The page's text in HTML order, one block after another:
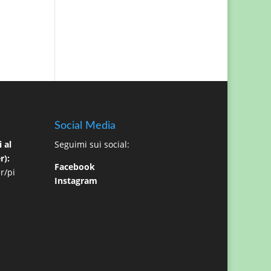
al
pi
Social Media
Seguimi sui social:
Facebook
Instagram